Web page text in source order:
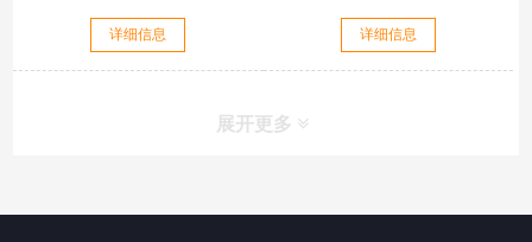
详细信息 详细信息
展开更多